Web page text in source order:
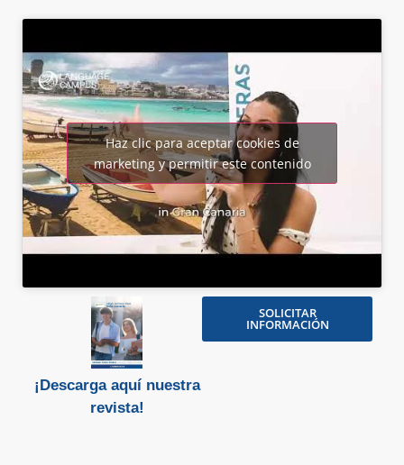
Haz clic para aceptar cookies de
marketing y permitir este contenido
¡Descarga aquí nuestra
revista!
SOLICITAR
INFORMACIÓN